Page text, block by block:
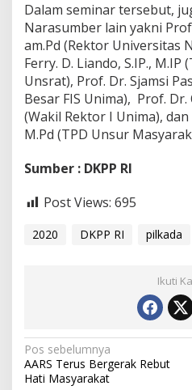
Dalam seminar tersebut,
Narasumber lain yakni
am.Pd (Rektor Universitas
Ferry. D. Liando, S.IP., M.IP
Unsrat), Prof. Dr. Sjamsi
Besar FIS Unima), Prof.
(Wakil Rektor I Unima),
M.Pd (TPD Unsur
Sumber : DKPP RI
Post Views: 695
2020 DKPP RI pilkada
Ikuti
N
a
Pos sebelumnya
AARS Terus Bergerak Rebut
Hati Masyarakat